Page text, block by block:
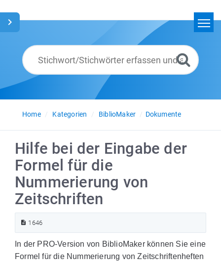
Glossar
Deutsch
Home
Kategorien BiblioMaker Dokumente
Hilfe bei der Eingabe der
Formel für die
Nummerierung von
Zeitschriften
1646
In der PRO-Version von BiblioMaker können Sie eine
Formel für die Nummerierung von Zeitschriftenheften